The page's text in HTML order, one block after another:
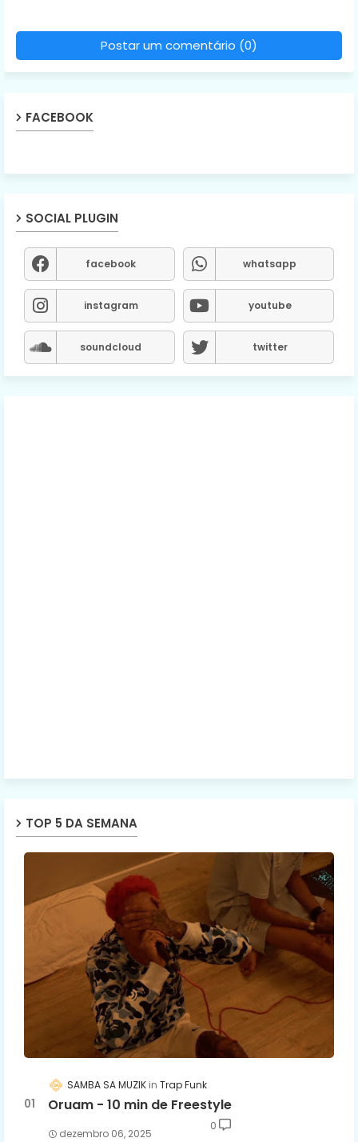
Postar um comentário (0)
FACEBOOK
SOCIAL PLUGIN
facebook whatsapp
instagram youtube
soundcloud twitter
TOP 5 DA SEMANA
SAMBA SA MUZIK Trap Funk
Oruam - 10 min de Freestyle
dezembro 06, 2025
0